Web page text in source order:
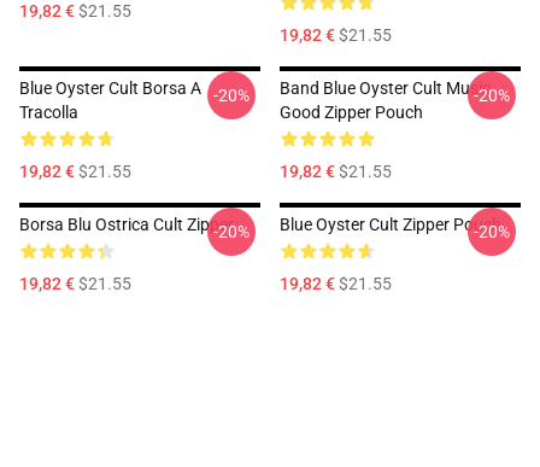
19,82 €$21.55
19,82 €$21.55
Blue Oyster Cult Borsa A
Tracolla
19,82 €$21.55
-20%
Band Blue Oyster Cult Music
Good Zipper Pouch
19,82 €$21.55
-20%
Borsa Blu Ostrica Cult Zipper
19,82 €$21.55
-20% Blue Oyster Cult Zipper Pouch
19,82 €$21.55
-20%